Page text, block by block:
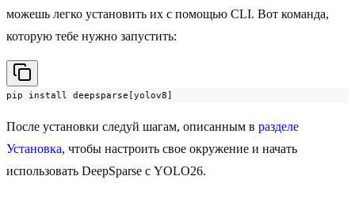
можешь легко установить их с помощью CLI. Вот команда,
которую тебе нужно запустить:
pip install deepsparse[yolov8]
После установки следуй шагам, описанным в разделе
Установка, чтобы настроить свое окружение и начать
использовать DeepSparse с YOLO26.